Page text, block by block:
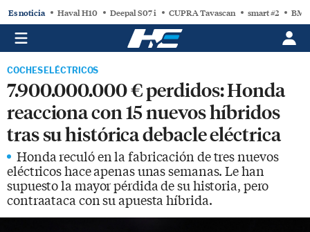
Es noticia Haval H10 Deepal S07 i CUPRA Tavascan smart #2
COCHES ELÉCTRICOS
7.900.000.000 € perdidos: Honda
reacciona con 15 nuevos híbridos
tras su histórica debacle eléctrica
Honda reculó en la fabricación de tres nuevos
eléctricos hace apenas unas semanas. Le han
supuesto la mayor pérdida de su historia, pero
contraataca con su apuesta híbrida.